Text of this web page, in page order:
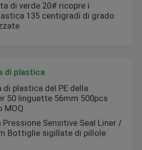
10mL
di verde 20# ricopre i
135 centigradi di grado
di plastica
plastica del PE della
50 linguette 56mm 500pcs
MOQ
Sensitive Seal Liner /
Bottiglie sigillate di pillole